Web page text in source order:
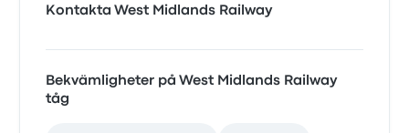
Kontakta West Midlands Railway
Bekvämligheter på West Midlands Railway
tåg